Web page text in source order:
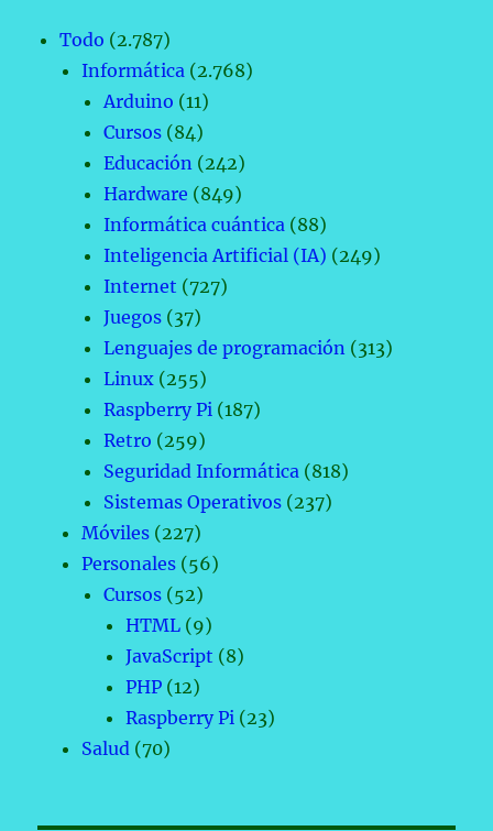
Todo (2.787)
Informática (2.768)
Arduino (11)
Cursos (84)
Educación (242)
Hardware (849)
Informática cuántica (88)
Inteligencia Artificial (IA) (249)
Internet (727)
Juegos (37)
Lenguajes de programación (313)
Linux (255)
Raspberry Pi (187)
Retro (259)
Seguridad Informática (818)
Sistemas Operativos (237)
Móviles (227)
Personales (56)
Cursos (52)
HTML (9)
JavaScript (8)
PHP (12)
Raspberry Pi (23)
Salud (70)